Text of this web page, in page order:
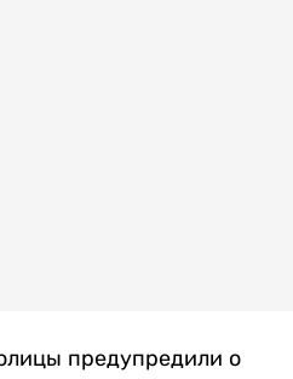
предупредили о